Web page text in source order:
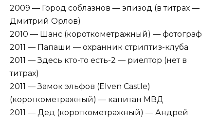
2009 — Город соблазнов — эпизод (в титрах —
Дмитрий Орлов)
2010 — Шанс (короткометражный) — фотограф
2011 — Папаши — охранник стриптиз-клуба
2011 — Здесь кто-то есть-2 — риелтор (нет в
титрах)
2011 — Замок эльфов (Elven Castle)
(короткометражный) — капитан МВД
2011 — Дед (короткометражный) — Андрей